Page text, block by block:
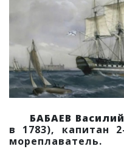
БАБАЕВ Василий
в 1783), капитан
мореплаватель.